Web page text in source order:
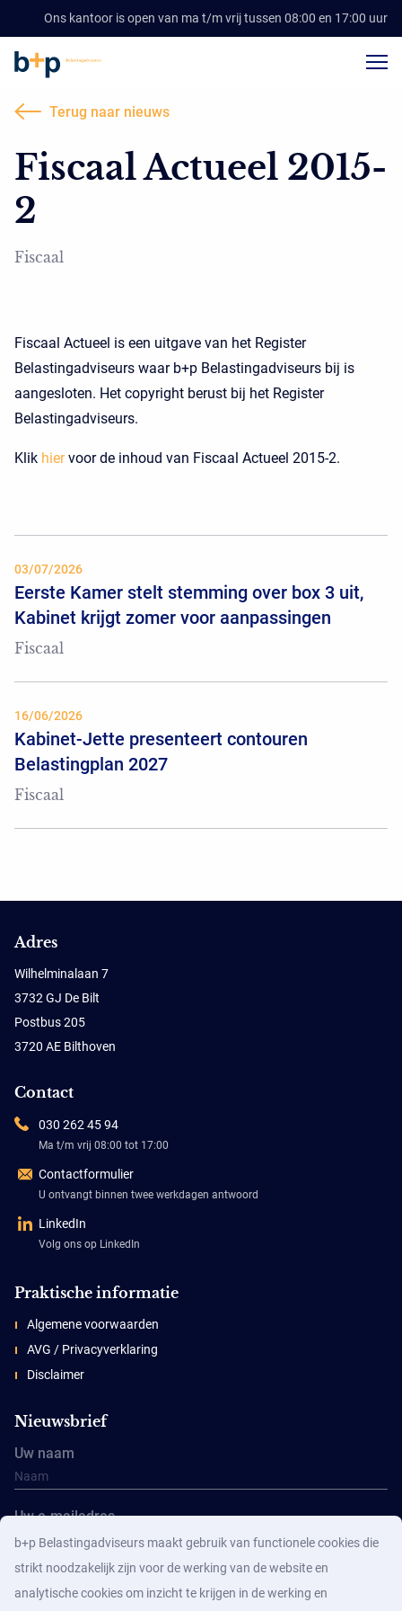
Ons kantoor is open van ma t/m vrij tussen 08:00 en 17:00 uur
Terug naar nieuws
Fiscaal Actueel 2015-
2
Fiscaal
Fiscaal Actueel is een uitgave van het Register
Belastingadviseurs waar b+p Belastingadviseurs bij is
aangesloten. Het copyright berust bij het Register
Belastingadviseurs.
Klik hiervoor de inhoud van Fiscaal Actueel 2015-2.
03/07/2026
Eerste Kamer stelt stemming over box 3 uit,
Kabinet krijgt zomer voor aanpassingen
Fiscaal
16/06/2026
Kabinet-Jette presenteert contouren
Belastingplan 2027
Fiscaal
Adres
Wilhelminalaan 7
3732 GJ De Bilt
Postbus 205
3720 AE Bilthoven
Contact
030 262 45 94
Ma t/m vrij 08:00 tot 17:00
Contactformulier
U ontvangt binnen twee werkdagen antwoord
LinkedIn
Volg ons op LinkedIn
Praktische informatie
Algemene voorwaarden
AVG / Privacyverklaring
Disclaimer
Nieuwsbrief
Uw naam
Uw e-mailadres
b+p Belastingadviseurs maakt gebruik van functionele cookies die
strikt noodzakelijk zijn voor de werking van de website en
analytische cookies om inzicht te krijgen in de werking en